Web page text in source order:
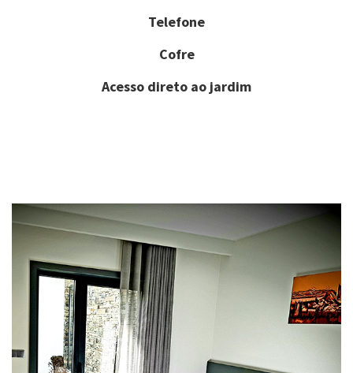
Telefone
Cofre
Acesso direto ao jardim